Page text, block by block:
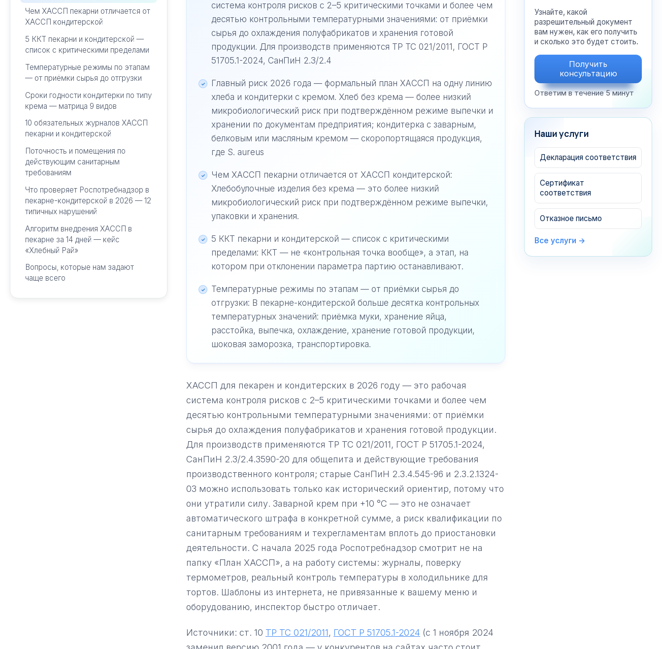
Чем ХАССП пекарни отличается от
ХАССП кондитерской
5 ККТ пекарни и кондитерской —
список с критическими пределами
Температурные режимы по этапам
— от приёмки сырья до отгрузки
Сроки годности кондитерки по типу
крема — матрица 9 видов
10 обязательных журналов ХАССП
пекарни и кондитерской
Поточность и помещения по
действующим санитарным
требованиям
Что проверяет Роспотребнадзор в
пекарне-кондитерской в 2026 — 12
типичных нарушений
Алгоритм внедрения ХАССП в
пекарне за 14 дней — кейс
«Хлебный Рай»
Вопросы, которые нам задают
чаще всего
система контроля рисков с 2–5 критическими точками и более чем
десятью контрольными температурными значениями: от приёмки
сырья до охлаждения полуфабрикатов и хранения готовой
продукции. Для производств применяются ТР ТС 021/2011, ГОСТ Р
51705.1-2024, СанПиН 2.3/2.4
Главный риск 2026 года — формальный план ХАССП на одну линию
хлеба и кондитерки с кремом. Хлеб без крема — более низкий
микробиологический риск при подтверждённом режиме выпечки и
хранении по документам предприятия; кондитерка с заварным,
белковым или масляным кремом — скоропортящаяся продукция,
где S. aureus
Чем ХАССП пекарни отличается от ХАССП кондитерской:
Хлебобулочные изделия без крема — это более низкий
микробиологический риск при подтверждённом режиме выпечки,
упаковки и хранения.
5 ККТ пекарни и кондитерской — список с критическими
пределами: ККТ — не «контрольная точка вообще», а этап, на
котором при отклонении параметра партию останавливают.
Температурные режимы по этапам — от приёмки сырья до
отгрузки: В пекарне-кондитерской больше десятка контрольных
температурных значений: приёмка муки, хранение яйца,
расстойка, выпечка, охлаждение, хранение готовой продукции,
шоковая заморозка, транспортировка.
ХАССП для пекарен и кондитерских в 2026 году — это рабочая
система контроля рисков с 2–5 критическими точками и более чем
десятью контрольными температурными значениями: от приёмки
сырья до охлаждения полуфабрикатов и хранения готовой продукции.
Для производств применяются ТР ТС 021/2011, ГОСТ Р 51705.1-2024,
СанПиН 2.3/2.4.3590-20 для общепита и действующие требования
производственного контроля; старые СанПиН 2.3.4.545-96 и 2.3.2.1324-
03 можно использовать только как исторический ориентир, потому что
они утратили силу. Заварной крем при +10 °C — это не означает
автоматического штрафа в конкретной сумме, а риск квалификации по
санитарным требованиям и техрегламентам вплоть до приостановки
деятельности. С начала 2025 года Роспотребнадзор смотрит не на
папку «План ХАССП», а на работу системы: журналы, поверку
термометров, реальный контроль температуры в холодильнике для
тортов. Шаблоны из интернета, не привязанные к вашему меню и
оборудованию, инспектор быстро отличает.
Источники: ст. 10 ТР ТС 021/2011, ГОСТ Р 51705.1-2024 (с 1 ноября 2024
Узнайте, какой
разрешительный документ
вам нужен, как его получить
и сколько это будет стоить.
Получить
консультацию
Ответим в течение 5 минут
Наши услуги
Декларация соответствия
Сертификат
соответствия
Отказное письмо
Все услуги →